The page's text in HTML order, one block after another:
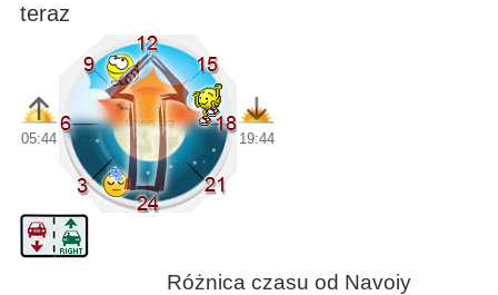
teraz
05:44 19:44
Różnica czasu od Navoiy